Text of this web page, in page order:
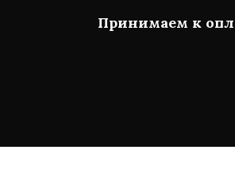
Принимаем к